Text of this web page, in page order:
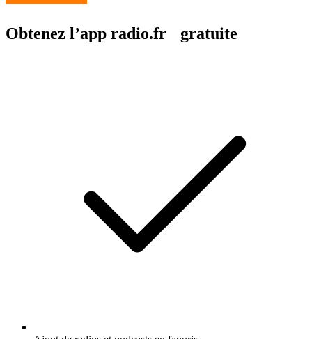
Obtenez l’app radio.fr gratuite